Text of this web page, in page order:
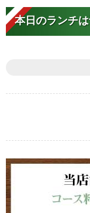
本日のランチ